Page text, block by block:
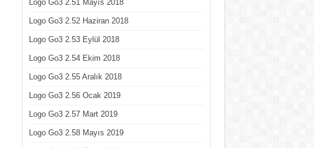
Logo Go3 2.51 Mayıs 2018
Logo Go3 2.52 Haziran 2018
Logo Go3 2.53 Eylül 2018
Logo Go3 2.54 Ekim 2018
Logo Go3 2.55 Aralık 2018
Logo Go3 2.56 Ocak 2019
Logo Go3 2.57 Mart 2019
Logo Go3 2.58 Mayıs 2019